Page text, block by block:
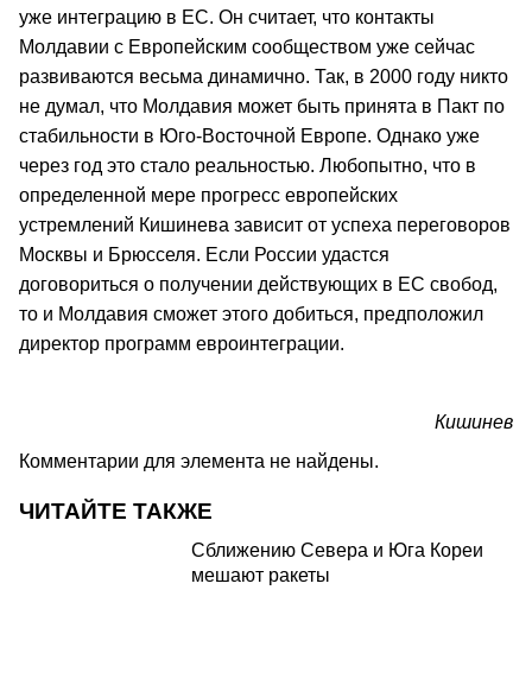
уже интеграцию в ЕС. Он считает, что контакты
Молдавии с Европейским сообществом уже сейчас
развиваются весьма динамично. Так, в 2000 году никто
не думал, что Молдавия может быть принята в Пакт по
стабильности в Юго-Восточной Европе. Однако уже
через год это стало реальностью. Любопытно, что в
определенной мере прогресс европейских
устремлений Кишинева зависит от успеха переговоров
Москвы и Брюсселя. Если России удастся
договориться о получении действующих в ЕС свобод,
то и Молдавия сможет этого добиться, предположил
директор программ евроинтеграции.
Кишинев
Комментарии для элемента не найдены.
ЧИТАЙТЕ ТАКЖЕ
Сближению Севера и Юга Кореи
мешают ракеты